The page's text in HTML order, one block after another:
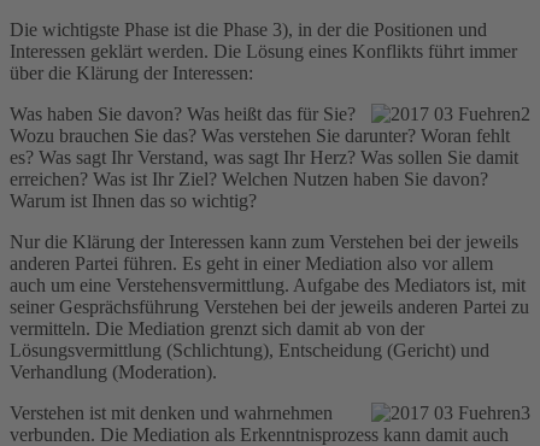
Die wichtigste Phase ist die Phase 3), in der die Positionen und
Interessen geklärt werden. Die Lösung eines Konflikts führt immer
über die Klärung der Interessen:
Was haben Sie davon? Was heißt das für Sie?
Wozu brauchen Sie das? Was verstehen Sie darunter? Woran fehlt
es? Was sagt Ihr Verstand, was sagt Ihr Herz? Was sollen Sie damit
erreichen? Was ist Ihr Ziel? Welchen Nutzen haben Sie davon?
Warum ist Ihnen das so wichtig?
Nur die Klärung der Interessen kann zum Verstehen bei der jeweils
anderen Partei führen. Es geht in einer Mediation also vor allem
auch um eine Verstehensvermittlung. Aufgabe des Mediators ist, mit
seiner Gesprächsführung Verstehen bei der jeweils anderen Partei zu
vermitteln. Die Mediation grenzt sich damit ab von der
Lösungsvermittlung (Schlichtung), Entscheidung (Gericht) und
Verhandlung (Moderation).
Verstehen ist mit denken und wahrnehmen
verbunden. Die Mediation als Erkenntnisprozess kann damit auch